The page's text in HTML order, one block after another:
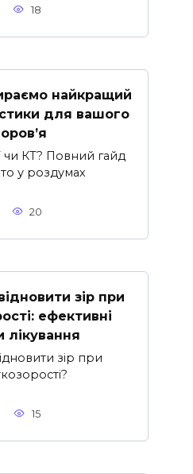
18
найкращий
для вашого
КТ? Повний гайд
у роздумах
20
зір при
ефективні
лікування
зір при
15